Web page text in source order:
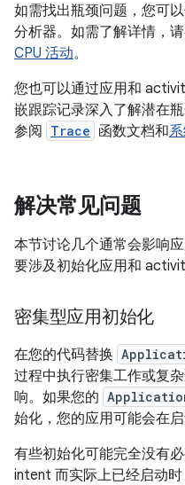
如需找出瓶颈问题，您可
分析器。如需了解详情，
CPU 活动。
您也可以通过应用和
嵌跟踪记录深入了解潜在
参阅 Trace 函数文档和
解决常见问题
本节讨论几个通常会影响
要涉及初始化应用和
密集型应用初始化
在您的代码替换
过程中执行密集工作或复
响。如果您的
始化，您的应用可能会在启
有些初始化可能完全没有
intent 而实际上已经启动